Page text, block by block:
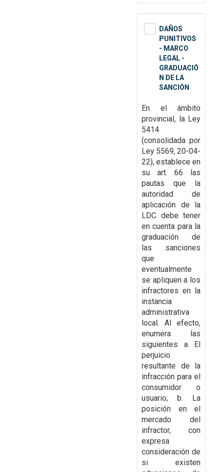
DAÑOS
PUNITIVOS
- MARCO
LEGAL -
GRADUACIÓ
N DE LA
SANCIÓN
En el ámbito
provincial, la Ley
5414
(consolidada por
Ley 5569, 20-04-
22), establece en
su art. 66 las
pautas que la
autoridad de
aplicación de la
LDC debe tener
en cuenta para la
graduación de
las sanciones
que
eventualmente
se apliquen a los
infractores en la
instancia
administrativa
local. Al efecto,
enumera las
siguientes: a. El
perjuicio
resultante de la
infracción para el
consumidor o
usuario; b. La
posición en el
mercado del
infractor, con
expresa
consideración de
si existen